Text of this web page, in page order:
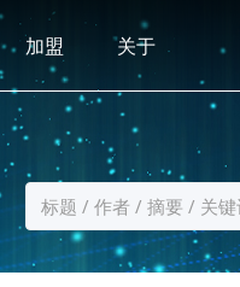
加盟 关于